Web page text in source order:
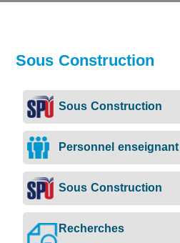
Sous Construction
Sous Construction
Personnel enseignant
Sous Construction
Recherches